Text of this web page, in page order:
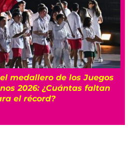
medallero de los Juegos
2026: ¿Cuántas faltan
el récord?